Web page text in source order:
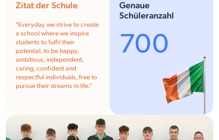
Zitat der Schule
"Everyday we strive to create
a school where we inspire
students to fulfil their
potential, to be happy,
ambitious, independent,
caring, confident and
respectful individuals, free to
pursue their dreams in life."
Genaue
Schüleranzahl
700